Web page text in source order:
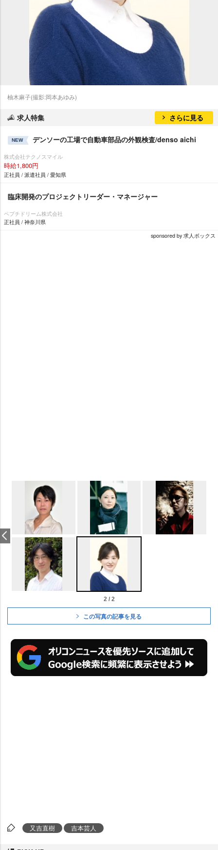
柚木麻子(撮影:岡本あゆみ)
求人特集 さらに見る
NEW デンソーの工場で自動車部品の外観検査/denso aichi
株式会社テクノスマイル
時給1,800円
正社員 / 派遣社員 / 愛知県
臨床開発のプロジェクトリーダー・マネージャー
ペプチドリーム株式会社
正社員 / 神奈川県
sponsored by 求人ボックス
2 / 2
この写真の記事を見る
又吉直樹 吉本芸人